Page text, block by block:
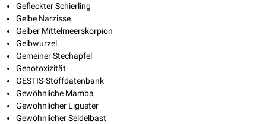
Gefleckter Schierling
Gelbe Narzisse
Gelber Mittelmeerskorpion
Gelbwurzel
Gemeiner Stechapfel
Genotoxizität
GESTIS-Stoffdatenbank
Gewöhnliche Mamba
Gewöhnlicher Liguster
Gewöhnlicher Seidelbast